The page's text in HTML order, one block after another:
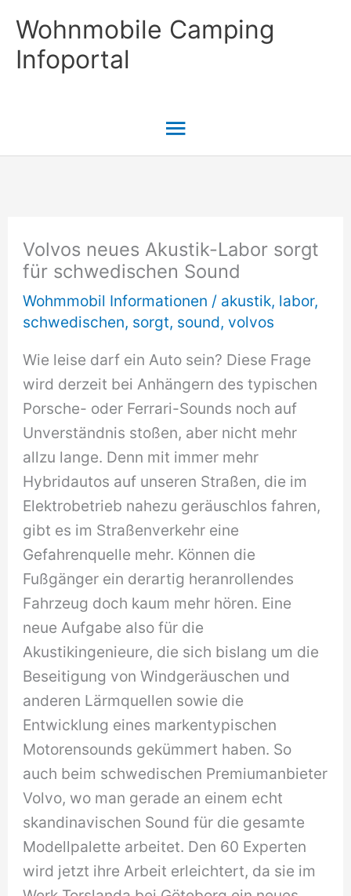
Inhalt
springen
Wohnmobile Camping
Infoportal
Hauptmenü
Volvos neues Akustik-Labor sorgt
für schwedischen Sound
Wohmmobil Informationen / akustik, labor,
schwedischen, sorgt, sound,volvos
Wie leise darf ein Auto sein? Diese Frage
wird derzeit bei Anhängern des typischen
Porsche- oder Ferrari-Sounds noch auf
Unverständnis stoßen, aber nicht mehr
allzu lange. Denn mit immer mehr
Hybridautos auf unseren Straßen, die im
Elektrobetrieb nahezu geräuschlos fahren,
gibt es im Straßenverkehr eine
Gefahrenquelle mehr. Können die
Fußgänger ein derartig heranrollendes
Fahrzeug doch kaum mehr hören. Eine
neue Aufgabe also für die
Akustikingenieure, die sich bislang um die
Beseitigung von Windgeräuschen und
anderen Lärmquellen sowie die
Entwicklung eines markentypischen
Motorensounds gekümmert haben. So
auch beim schwedischen Premiumanbieter
Volvo, wo man gerade an einem echt
skandinavischen Sound für die gesamte
Modellpalette arbeitet. Den 60 Experten
wird jetzt ihre Arbeit erleichtert, da sie im